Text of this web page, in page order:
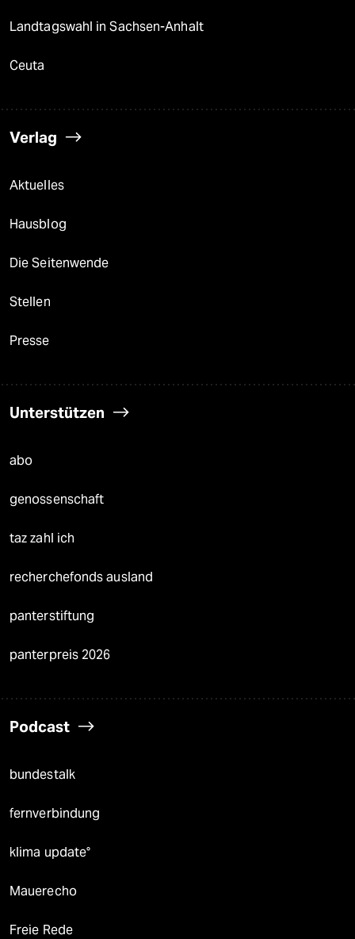
Landtagswahl in Sachsen-Anhalt
Ceuta
Verlag
Aktuelles
Hausblog
Die Seitenwende
Stellen
Presse
Unterstützen
abo
genossenschaft
taz zahl ich
recherchefonds ausland
panterstiftung
panterpreis 2026
Podcast
bundestalk
fernverbindung
klima update°
Mauerecho
Freie Rede